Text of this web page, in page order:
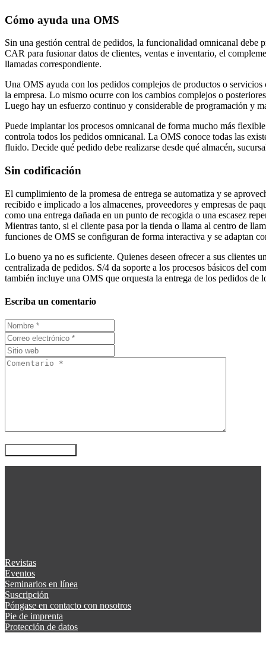
Cómo ayuda una OMS
Sin una gestión central de pedidos, la funcionalidad omnicanal debe
CAR para fusionar datos de clientes, ventas e inventario, el
llamadas correspondiente.
Una OMS ayuda con los pedidos complejos de productos o
la empresa. Lo mismo ocurre con los cambios complejos o
Luego hay un esfuerzo continuo y considerable de programación y
Puede implantar los procesos omnicanal de forma mucho más
controla todos los pedidos omnicanal. La OMS conoce todas las
fluido. Decide qué pedido debe realizarse desde qué almacén,
Sin codificación
El cumplimiento de la promesa de entrega se automatiza y se
recibido e implicado a los almacenes, proveedores y empresas de
como una entrega dañada en un punto de recogida o una escasez
Mientras tanto, si el cliente pasa por la tienda o llama al centro de
funciones de OMS se configuran de forma interactiva y se adaptan
Lo bueno ya no es suficiente. Quienes deseen ofrecer a sus clientes
centralizada de pedidos. S/4 da soporte a los procesos básicos del
también incluye una OMS que orquesta la entrega de los pedidos de
Escriba un comentario
Revistas
Eventos
Seminarios en línea
Suscripción
Póngase en contacto con nosotros
Pie de imprenta
Protección de datos